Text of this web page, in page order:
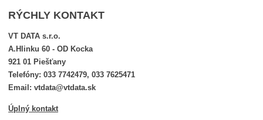
RÝCHLY KONTAKT
VT DATA s.r.o.
A.Hlinku 60 - OD Kocka
921 01 Piešťany
Telefóny: 033 7742479, 033 7625471
Email: vtdata@vtdata.sk
Úplný kontakt